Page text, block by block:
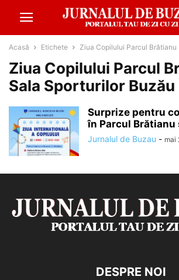
Acasă Etichete Ziua Copilului Parcul
Ziua Copilului Parcul
Sala Sporturilor Buzău
Surprize pentru
în Parcul Brătianu
Jurnalul de Buzau - mai
DESPRE NOI